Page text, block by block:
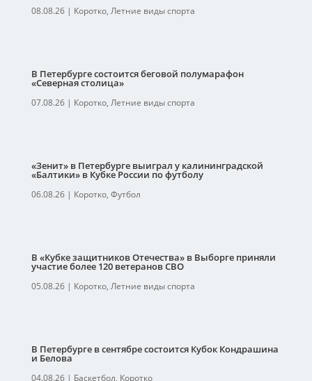
08.08.26| Коротко, Летние виды спорта
В Петербурге состоится беговой полумарафон
«Северная столица»
07.08.26| Коротко, Летние виды спорта
«Зенит» в Петербурге выиграл у калининградской
«Балтики» в Кубке России по футболу
06.08.26| Коротко, Футбол
В «Кубке защитников Отечества» в Выборге приняли
участие более 120 ветеранов СВО
05.08.26| Коротко, Летние виды спорта
В Петербурге в сентябре состоится Кубок Кондрашина
и Белова
04.08.26| Баскетбол, Коротко